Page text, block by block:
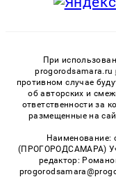
При
progorodsamara.ru
противном случае
об авторских и
ответственности за
размещенные на
Наименование:
(ПРОГОРОДСАМАРА)
редактор: